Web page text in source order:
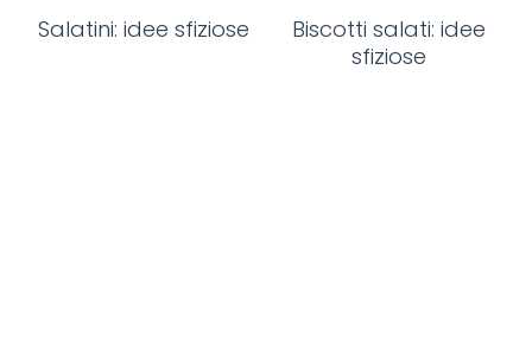
Salatini: idee sfiziose
Biscotti salati: idee
sfiziose